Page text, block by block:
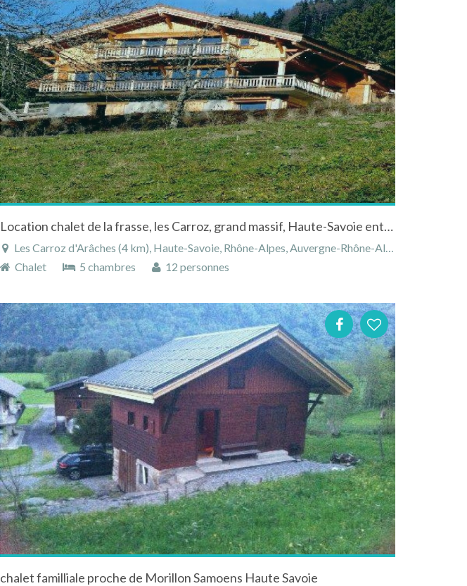
Location chalet de la frasse, les Carroz, grand massif, Haute-Savoie entre Geneve et Chamonix
Les Carroz d'Arâches (4 km), Haute-Savoie, Rhône-Alpes, Auvergne-Rhône-Alpes, France
Chalet
5 chambres 12 personnes
chalet familliale proche de Morillon Samoens Haute Savoie